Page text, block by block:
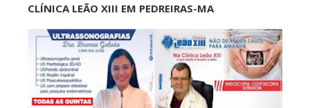
CLÍNICA LEÃO XIII EM PEDREIRAS-MA